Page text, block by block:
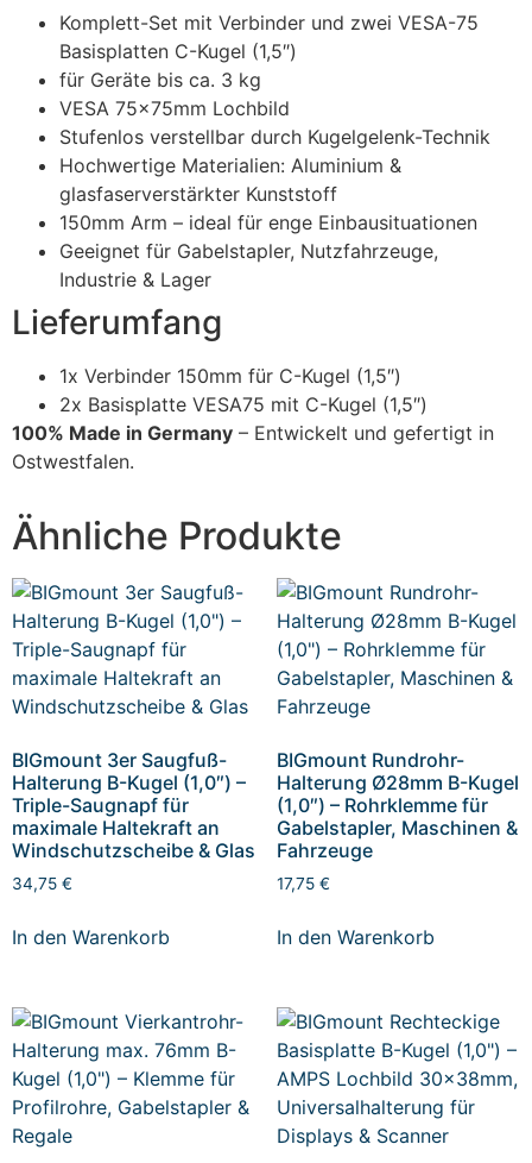
Komplett-Set mit Verbinder und zwei VESA-75
Basisplatten C-Kugel (1,5″)
für Geräte bis ca. 3 kg
VESA 75x75mm Lochbild
Stufenlos verstellbar durch Kugelgelenk-Technik
Hochwertige Materialien: Aluminium &
glasfaserverstärkter Kunststoff
150mm Arm – ideal für enge Einbausituationen
Geeignet für Gabelstapler, Nutzfahrzeuge,
Industrie & Lager
Lieferumfang
1x Verbinder 150mm für C-Kugel (1,5″)
2x Basisplatte VESA75 mit C-Kugel (1,5″)
100% Made in Germany – Entwickelt und gefertigt in
Ostwestfalen.
Ähnliche Produkte
BIGmount 3er Saugfuß-
Halterung B-Kugel (1,0″) –
Triple-Saugnapf für
maximale Haltekraft an
Windschutzscheibe & Glas
34,75 €
In den Warenkorb
BIGmount Rundrohr-
Halterung Ø28mm B-Kugel
(1,0″) – Rohrklemme für
Gabelstapler, Maschinen &
Fahrzeuge
17,75 €
In den Warenkorb